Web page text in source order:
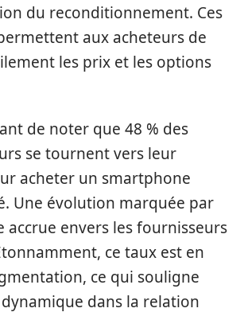
du reconditionnement. Ces
aux acheteurs de
les prix et les options
de noter que 48 % des
se tournent vers leur
acheter un smartphone
Une évolution marquée par
accrue envers les fournisseurs
ce taux est en
ce qui souligne
dans la relation